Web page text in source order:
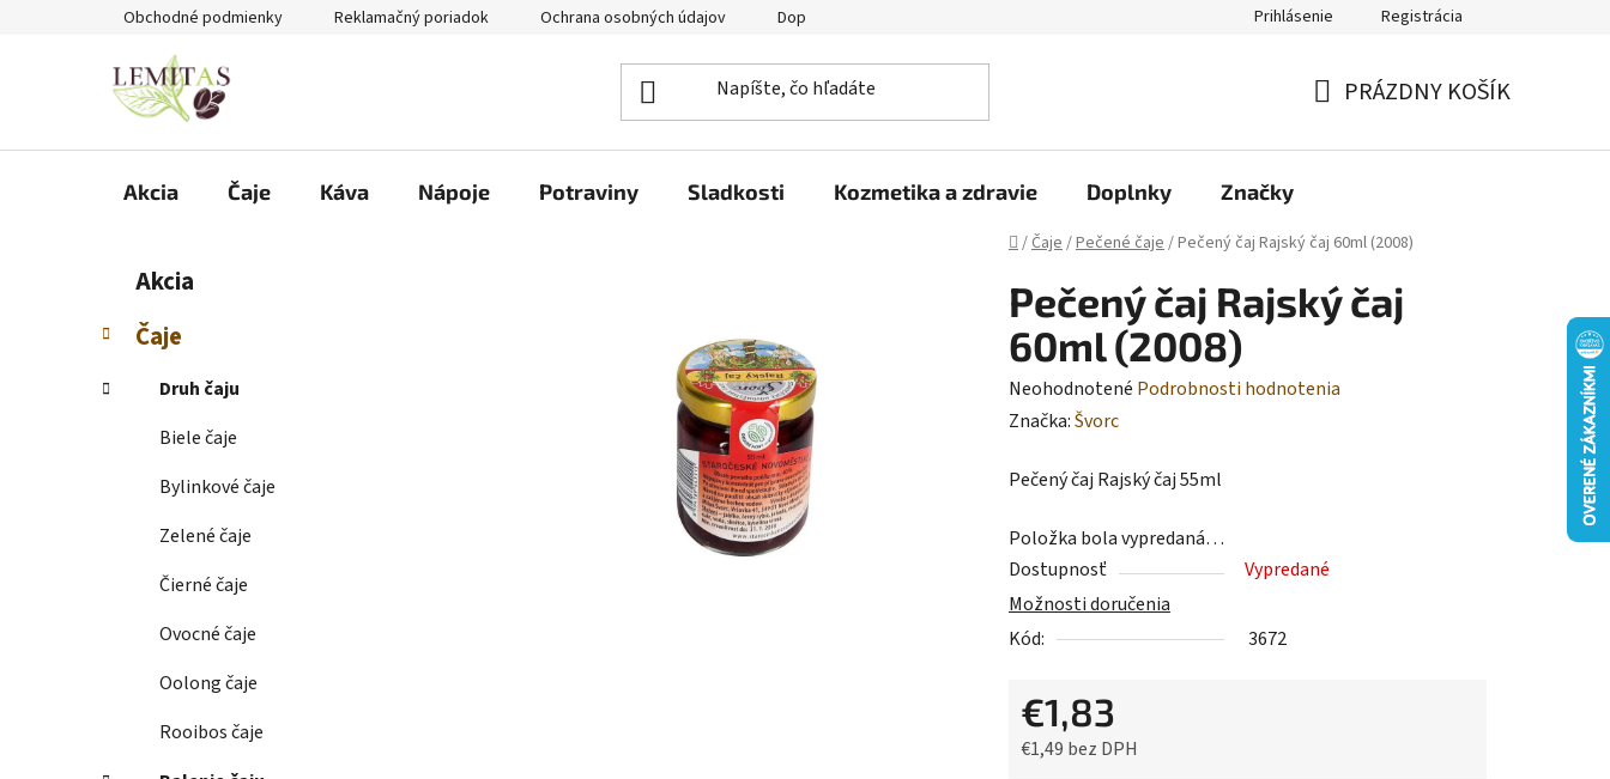
Obchodné podmienky Reklamačný poriadok Ochrana osobných údajov Doprava a platba Prihlásenie Registrácia
PRÁZDNY KOŠÍK
Akcia Čaje Káva Nápoje Potraviny Sladkosti Kozmetika a zdravie Doplnky Značky
Domov
/Čaje/Pečené čaje/Pečený čaj Rajský čaj 60ml (2008)
č
ý
Preskočiť
kategórie
t
e
ó
Akcia
Čaje
Druh čaju
Biele čaje
Bylinkové čaje
Zelené čaje
Čierné čaje
Ovocné čaje
Oolong čaje
Rooibos čaje
Pečený čaj Rajský čaj
60ml (2008)
Priemerné
hodnotenie
je
z
5
hviezdičiek.
Neohodnotené Podrobnosti hodnotenia
Značka:Švorc
Pečený čaj Rajský čaj 55ml
Položka bola vypredaná…
Dostupnosť
Vypredané
Možnosti doručenia
Kód:
3672
€1,83
€1,49 bez DPH